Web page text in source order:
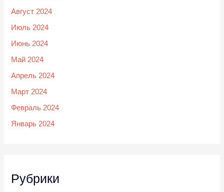
Август 2024
Июль 2024
Июнь 2024
Май 2024
Апрель 2024
Март 2024
Февраль 2024
Январь 2024
Рубрики